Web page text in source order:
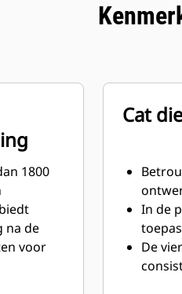
1800
na de
voor
Cat
In de
De